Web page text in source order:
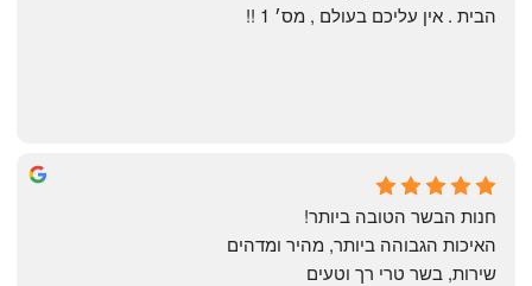
Annael Annael
8 months ago
הבית . אין עליכם בעולם , מס׳ 1 !!
חנות הבשר הטובה ביותר!
האיכות הגבוהה ביותר, מהיר ומדהים
שירות, בשר טרי רך וטעים